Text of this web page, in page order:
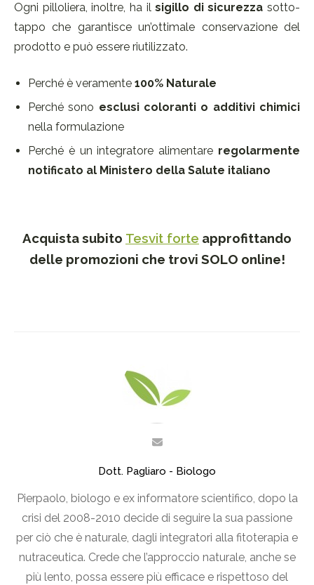
Ogni pilloliera, inoltre, ha ilsigillo di sicurezza sotto-
tappo che garantisce un’ottimale conservazione del
prodotto e può essere riutilizzato.
Perché è veramente 100% Naturale
Perché sono esclusi coloranti o additivi chimici
nella formulazione
Perché è un integratore alimentare regolarmente
notificato al Ministero della Salute italiano
Acquista subito Tesvit forte approfittando
delle promozioni che trovi SOLO online!
Dott. Pagliaro - Biologo
Pierpaolo, biologo e ex informatore scientifico, dopo la
crisi del 2008-2010 decide di seguire la sua passione
per ciò che è naturale, dagli integratori alla fitoterapia e
nutraceutica. Crede che l’approccio naturale, anche se
più lento, possa essere più efficace e rispettoso del